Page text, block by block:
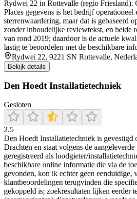
Rydwei 22 in Rottevalle (regio Friesland).
Places gegevens is het bedrijf operationeel
sterrenwaardering, maar dat is gebaseerd
zonder inhoudelijke reviewtekst, en beide
van rond 2019; daardoor is de actuele
lastig te beoordelen met de beschikbare
Rydwei 22, 9221 SN Rottevalle,
Bekijk details
Den Hoedt Installatietechniek
Gesloten
2.5
Den Hoedt Installatietechniek is gevestigd
Drachten en staat volgens de
geregistreerd als loodgieter/
beschikbare online informatie die via de
gevonden, kon ik echter geen eenduidige,
klantbeoordelingen terugvinden die
gekoppeld is; zoekresultaten lijken eerder